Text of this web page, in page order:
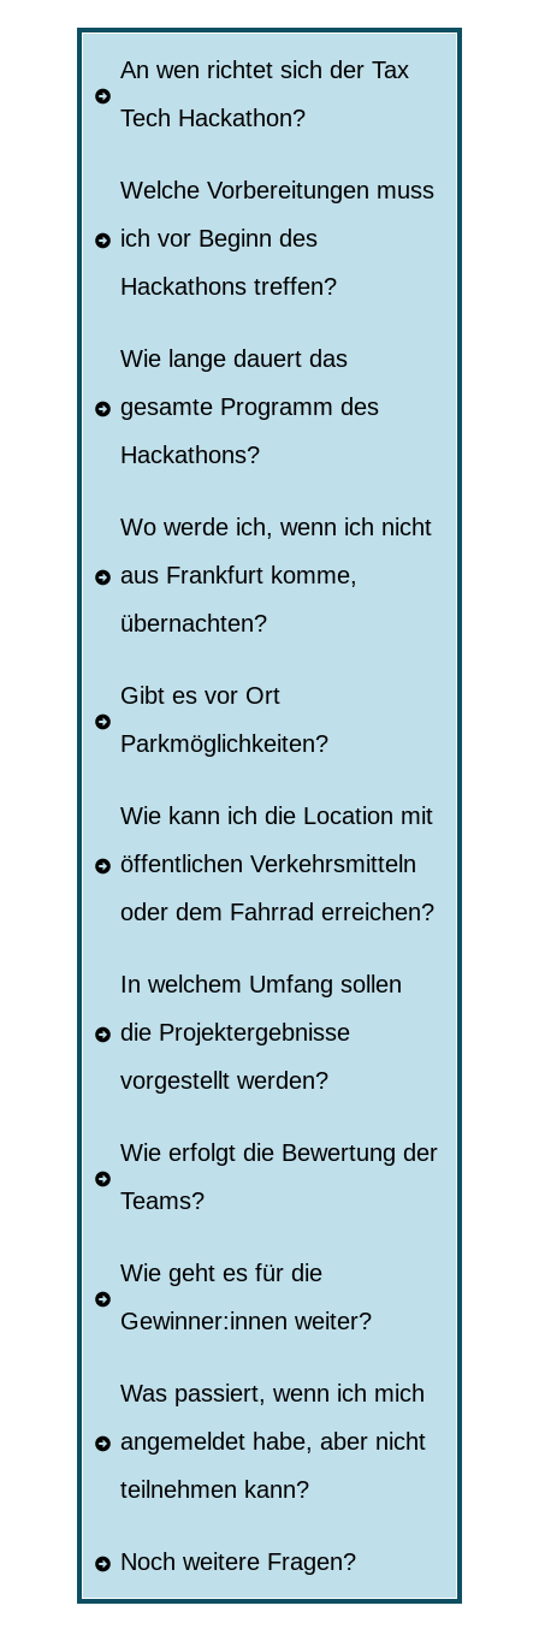
An wen richtet sich der Tax
Tech Hackathon?
Welche Vorbereitungen muss
ich vor Beginn des
Hackathons treffen?
Wie lange dauert das
gesamte Programm des
Hackathons?
Wo werde ich, wenn ich nicht
aus Frankfurt komme,
übernachten?
Gibt es vor Ort
Parkmöglichkeiten?
Wie kann ich die Location mit
öffentlichen Verkehrsmitteln
oder dem Fahrrad erreichen?
In welchem Umfang sollen
die Projektergebnisse
vorgestellt werden?
Wie erfolgt die Bewertung der
Teams?
Wie geht es für die
Gewinner:innen weiter?
Was passiert, wenn ich mich
angemeldet habe, aber nicht
teilnehmen kann?
Noch weitere Fragen?